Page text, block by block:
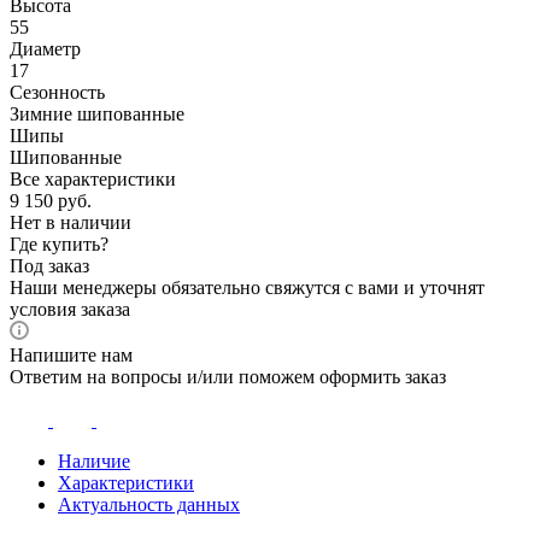
Высота
55
Диаметр
17
Сезонность
Зимние шипованные
Шипы
Шипованные
Все характеристики
9 150 руб.
Нет в наличии
Где купить?
Под заказ
Наши менеджеры обязательно свяжутся с вами и уточнят
условия заказа
Напишите нам
Ответим на вопросы и/или поможем оформить заказ
Наличие
Характеристики
Актуальность данных